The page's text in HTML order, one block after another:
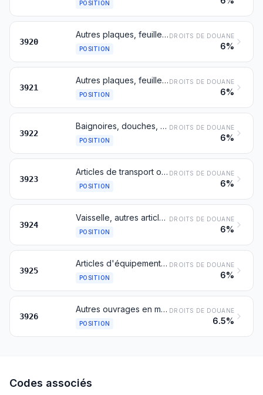
POSITION
3920
Autres plaques, feuilles, pellicules, bandes et lames, en matières plastiques non alvéolaires, non renforcées, ni stratifiées, ni munies d'un support, ni pareillement associées à d'autres matières
POSITION
DROITS DE DOUANE
6%
3921
Autres plaques, feuilles, pellicules, bandes et lames, en matières plastiques
POSITION
DROITS DE DOUANE
6%
3922
Baignoires, douches, éviers, lavabos, bidets, cuvettes d'aisance et leurs sièges et couvercles, réservoirs de chasse et articles similaires pour usages sanitaires ou hygiéniques, en matières plastiques
POSITION
DROITS DE DOUANE
6%
3923
Articles de transport ou d'emballage, en matières plastiques; bouchons, couvercles, capsules et autres dispositifs de fermeture, en matières plastiques
POSITION
DROITS DE DOUANE
6%
3924
Vaisselle, autres articles de ménage ou d'économie domestique et articles d'hygiène ou de toilette, en matières plastiques
POSITION
DROITS DE DOUANE
6%
3925
Articles d'équipement pour la construction, en matières plastiques, non dénommés ni compris ailleurs
POSITION
DROITS DE DOUANE
6%
3926
Autres ouvrages en matières plastiques et ouvrages en autres matières des nos 3901 à 3914
POSITION
DROITS DE DOUANE
6.5%
Codes associés